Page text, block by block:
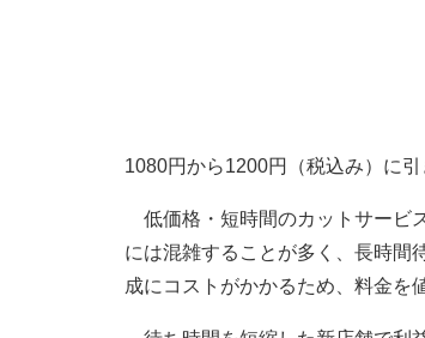
1080円から1200円（税込み）に引
低価格・短時間のカットサービ
には混雑することが多く、長時間
成にコストがかかるため、料金を